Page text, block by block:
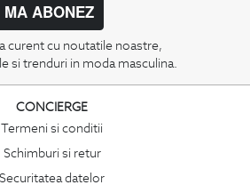
MA ABONEZ
curent cu noutatile noastre,
si trenduri in moda masculina.
CONCIERGE
Termeni si conditii
Schimburi si retur
Securitatea datelor